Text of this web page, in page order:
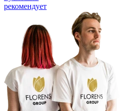
рекомендует